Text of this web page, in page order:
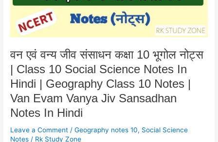
वन एवं वन्य जीव संसाधन कक्षा 10 भूगोल नोट्स
| Class 10 Social Science Notes In
Hindi | Geography Class 10 Notes |
Van Evam Vanya Jiv Sansadhan
Notes In Hindi
Leave a Comment /Geography notes 10, Social Science
Notes / Rk Study Zone
भूगोल
नोट्स
Class
Social
Science
Notes
Hindi
Class